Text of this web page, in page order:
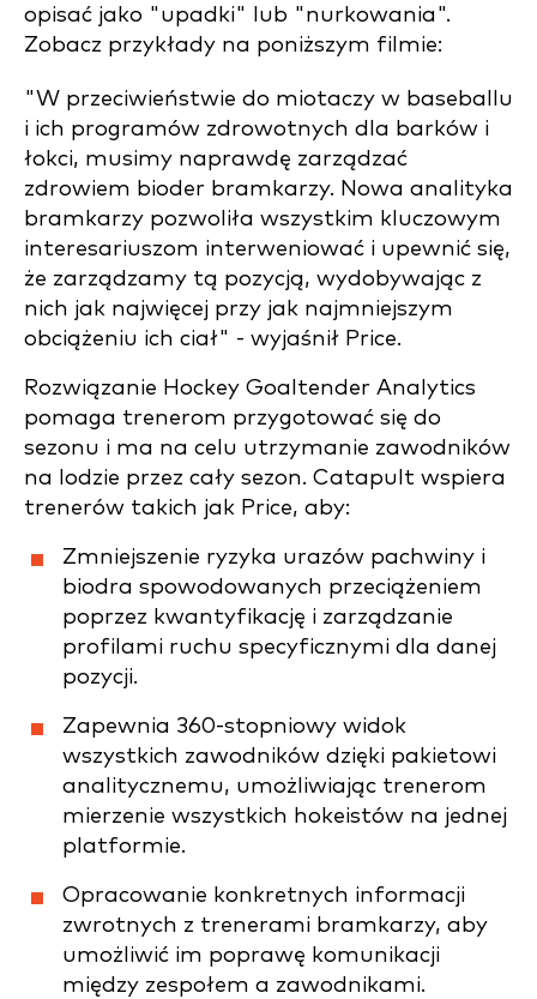
opisać jako "upadki" lub "nurkowania".
Zobacz przykłady na poniższym filmie:
"W przeciwieństwie do miotaczy w baseballu
i ich programów zdrowotnych dla barków i
łokci, musimy naprawdę zarządzać
zdrowiem bioder bramkarzy. Nowa analityka
bramkarzy pozwoliła wszystkim kluczowym
interesariuszom interweniować i upewnić się,
że zarządzamy tą pozycją, wydobywając z
nich jak najwięcej przy jak najmniejszym
obciążeniu ich ciał" - wyjaśnił Price.
Rozwiązanie Hockey Goaltender Analytics
pomaga trenerom przygotować się do
sezonu i ma na celu utrzymanie zawodników
na lodzie przez cały sezon. Catapult wspiera
trenerów takich jak Price, aby:
Zmniejszenie ryzyka urazów pachwiny i
biodra spowodowanych przeciążeniem
poprzez kwantyfikację i zarządzanie
profilami ruchu specyficznymi dla danej
pozycji.
Zapewnia 360-stopniowy widok
wszystkich zawodników dzięki pakietowi
analitycznemu, umożliwiając trenerom
mierzenie wszystkich hokeistów na jednej
platformie.
Opracowanie konkretnych informacji
zwrotnych z trenerami bramkarzy, aby
umożliwić im poprawę komunikacji
między zespołem a zawodnikami.